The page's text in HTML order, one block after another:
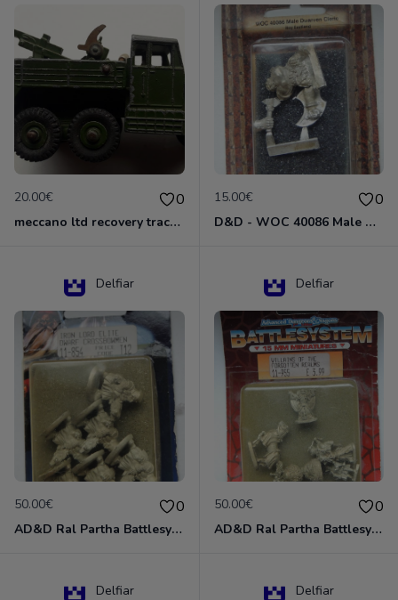
20.00€ 0
meccano ltd recovery tractor N°661
15.00€ 0
D&D - WOC 40086 Male Dwarven Cleric Miniature - Donjons Dragons
Delfiar
50.00€ 0
AD&D Ral Partha Battlesystem Miniatures Pack Iron Lord Dwarf Crossbowmen 11-854
Delfiar
50.00€ 0
AD&D Ral Partha Battlesystem Villains/Forgotten Realms 11-955 Miniatures
Delfiar Delfiar